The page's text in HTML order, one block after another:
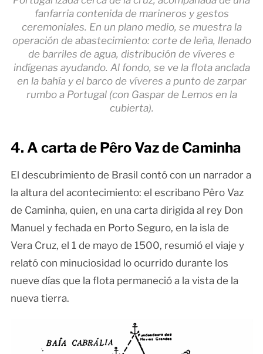
fanfarria contenida de marineros y gestos
ceremoniales. En un plano medio, se muestra la
operación de abastecimiento: corte de leña, llenado
de barriles de agua, distribución de víveres e
indígenas ayudando. Al fondo, se ve la flota anclada
en la bahía y el barco de víveres a punto de zarpar
rumbo a Portugal (con Gaspar de Lemos en la
cubierta).
4. A carta de Pêro Vaz de Caminha
El descubrimiento de Brasil contó con un narrador a
la altura del acontecimiento: el escribano Pêro Vaz
de Caminha, quien, en una carta dirigida al rey Don
Manuel y fechada en Porto Seguro, en la isla de
Vera Cruz, el 1 de mayo de 1500, resumió el viaje y
relató con minuciosidad lo ocurrido durante los
nueve días que la flota permaneció a la vista de la
nueva tierra.